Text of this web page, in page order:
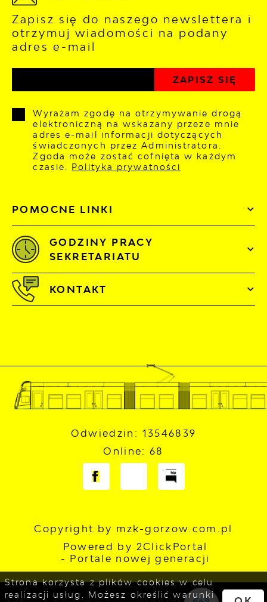
POMOCNE LINKI
Zapisz się do naszego newslettera i
otrzymuj wiadomości na podany
adres e-mail
Wyrażam zgodę na otrzymywanie drogą
elektroniczną na wskazany przeze mnie
adres e-mail informacji dotyczących
świadczonych przez Administratora.
Zgoda może zostać cofnięta w każdym
czasie. Polityka prywatności
GODZINY PRACY
SEKRETARIATU
KONTAKT
Odwiedzin: 13546839
Online: 68
Copyright by mzk-gorzow.com.pl
Powered by 2ClickPortal
- Portale nowej generacji
Strona korzysta z plików cookies w celu
realizacji usług. Możesz określić warunki